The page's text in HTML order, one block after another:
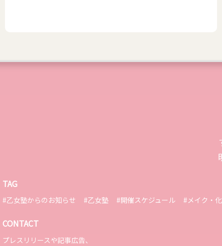
TAG
#乙女塾からのお知らせ #乙女塾 #開催スケジュール #メイク・
CONTACT
プレスリリースや記事広告、